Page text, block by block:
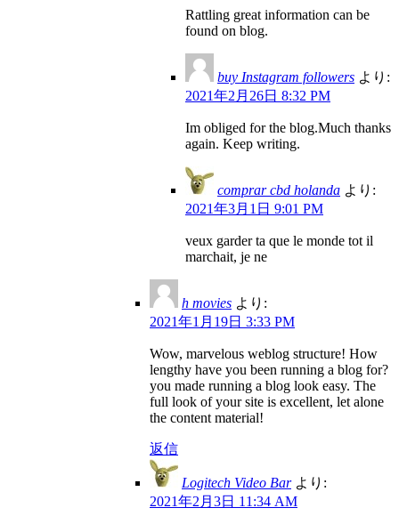
Rattling great information can be
found on blog.
buy Instagram followers より:
2021年2月26日 8:32 PM
Im obliged for the blog.Much thanks
again. Keep writing.
comprar cbd holanda より:
2021年3月1日 9:01 PM
veux garder ta que le monde tot il
marchait, je ne
h movies より:
2021年1月19日 3:33 PM
Wow, marvelous weblog structure! How
lengthy have you been running a blog for?
you made running a blog look easy. The
full look of your site is excellent, let alone
the content material!
返信
Logitech Video Bar より:
2021年2月3日 11:34 AM